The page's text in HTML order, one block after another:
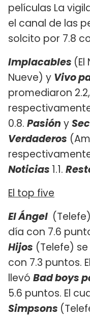
películas La
el canal de las
solcito por 7.8
Implacables (El
Nueve) y Vivo
promediaron 2.2,
0.8. Pasión y
Verdaderos
Noticias 1.1.
El top five
El Ángel
día con 7.6
Hijos (Telefe)
con 7.3 puntos.
llevó Bad boys
5.6 puntos. El
Simpsons